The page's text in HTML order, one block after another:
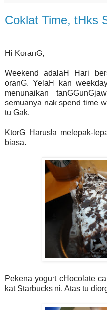
Coklat Time, tHks
Hi KoranG,
Weekend adalaH Hari
oranG. YelaH kan
menunaikan
semuanya nak spend time
tu Gak.
KtorG Harusla melepak-
biasa.
Pekena yogurt cHocolate
kat Starbucks ni. Atas tu